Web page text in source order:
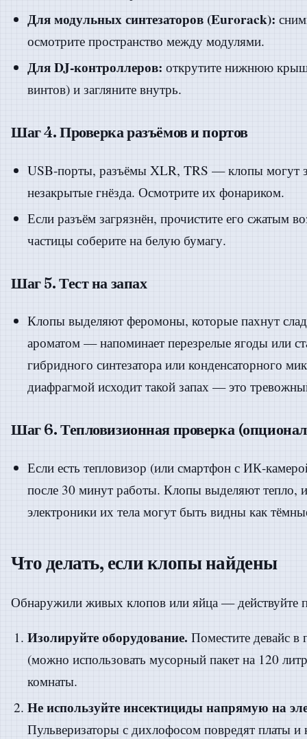
Для модульных синтезаторов (Eurorack):
осмотрите пространство между модулями.
Для DJ-контроллеров: открутите нижнюю
винтов) и загляните внутрь.
Шаг 4. Проверка разъёмов и портов
USB-порты, разъёмы XLR, TRS — клопы могут
незакрытые гнёзда. Осмотрите их фонариком.
Если разъём загрязнён, прочистите его сжатым
частицы соберите на белую бумагу.
Шаг 5. Тест на запах
Клопы выделяют феромоны, которые пахнут
ароматом — напоминает перезрелые ягоды или
гибридного синтезатора или конденсаторного
диафрагмой исходит такой запах — это
Шаг 6. Тепловизионная проверка
Если есть тепловизор (или смартфон с ИК-
после 30 минут работы. Клопы выделяют тепло,
электроники их тела могут быть видны как
Что делать, если клопы найдены
Обнаружили живых клопов или яйца — действуйте
Изолируйте оборудование. Поместите девайс в
(можно использовать мусорный пакет на 120
комнаты.
Не используйте инсектициды напрямую на
Пульверизаторы с дихлофосом повредят платы и